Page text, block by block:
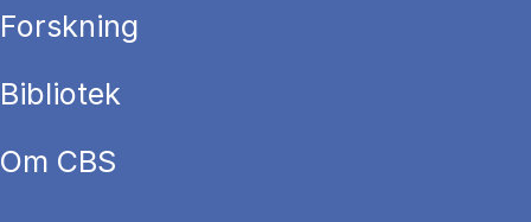
Forskning
Bibliotek
Om CBS